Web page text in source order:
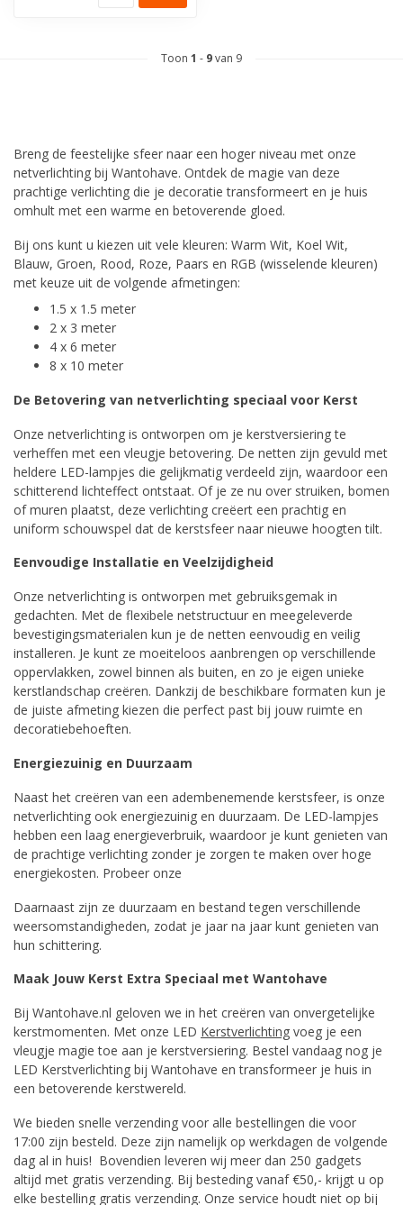
Toon 1 - 9van 9
Breng de feestelijke sfeer naar een hoger niveau met onze
netverlichting bij Wantohave. Ontdek de magie van deze
prachtige verlichting die je decoratie transformeert en je huis
omhult met een warme en betoverende gloed.
Bij ons kunt u kiezen uit vele kleuren: Warm Wit, Koel Wit,
Blauw, Groen, Rood, Roze, Paars en RGB (wisselende kleuren)
met keuze uit de volgende afmetingen:
1.5 x 1.5 meter
2 x 3 meter
4 x 6 meter
8 x 10 meter
De Betovering van netverlichting speciaal voor Kerst
Onze netverlichting is ontworpen om je kerstversiering te
verheffen met een vleugje betovering. De netten zijn gevuld met
heldere LED-lampjes die gelijkmatig verdeeld zijn, waardoor een
schitterend lichteffect ontstaat. Of je ze nu over struiken, bomen
of muren plaatst, deze verlichting creëert een prachtig en
uniform schouwspel dat de kerstsfeer naar nieuwe hoogten tilt.
Eenvoudige Installatie en Veelzijdigheid
Onze netverlichting is ontworpen met gebruiksgemak in
gedachten. Met de flexibele netstructuur en meegeleverde
bevestigingsmaterialen kun je de netten eenvoudig en veilig
installeren. Je kunt ze moeiteloos aanbrengen op verschillende
oppervlakken, zowel binnen als buiten, en zo je eigen unieke
kerstlandschap creëren. Dankzij de beschikbare formaten kun je
de juiste afmeting kiezen die perfect past bij jouw ruimte en
decoratiebehoeften.
Energiezuinig en Duurzaam
Naast het creëren van een adembenemende kerstsfeer, is onze
netverlichting ook energiezuinig en duurzaam. De LED-lampjes
hebben een laag energieverbruik, waardoor je kunt genieten van
de prachtige verlichting zonder je zorgen te maken over hoge
energiekosten. Probeer onze
Daarnaast zijn ze duurzaam en bestand tegen verschillende
weersomstandigheden, zodat je jaar na jaar kunt genieten van
hun schittering.
Maak Jouw Kerst Extra Speciaal met Wantohave
Bij Wantohave.nl geloven we in het creëren van onvergetelijke
kerstmomenten. Met onze LED Kerstverlichting voeg je een
vleugje magie toe aan je kerstversiering. Bestel vandaag nog je
LED Kerstverlichting bij Wantohave en transformeer je huis in
een betoverende kerstwereld.
We bieden snelle verzending voor alle bestellingen die voor
17:00 zijn besteld. Deze zijn namelijk op werkdagen de volgende
dag al in huis! Bovendien leveren wij meer dan 250 gadgets
altijd met gratis verzending. Bij besteding vanaf €50,- krijgt u op
elke bestelling gratis verzending. Onze service houdt niet op bij